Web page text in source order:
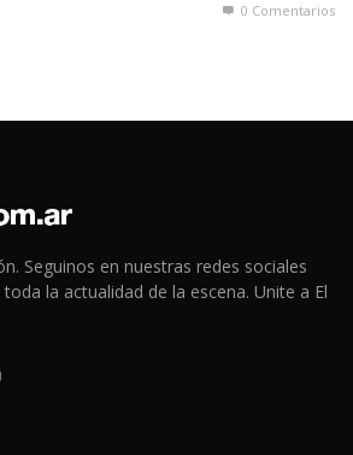
0 Comentarios
Seguinos en nuestras redes sociales
la actualidad de la escena. Unite a El